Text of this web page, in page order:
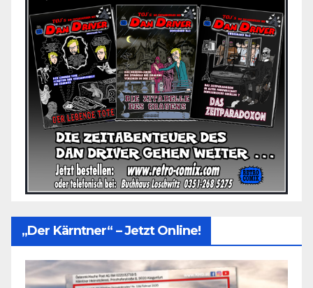
„Der Kärntner“ – Jetzt Online!